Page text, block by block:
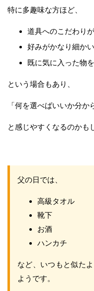
特に多趣味な方ほど、
道具へのこだわり
好みがかなり細かい
既に気に入った物
という場合もあり、
「何を選べばいいか分か
と感じやすくなるのかも
父の日では、
高級タオル
靴下
お酒
ハンカチ
など、いつもと似た
ようです。